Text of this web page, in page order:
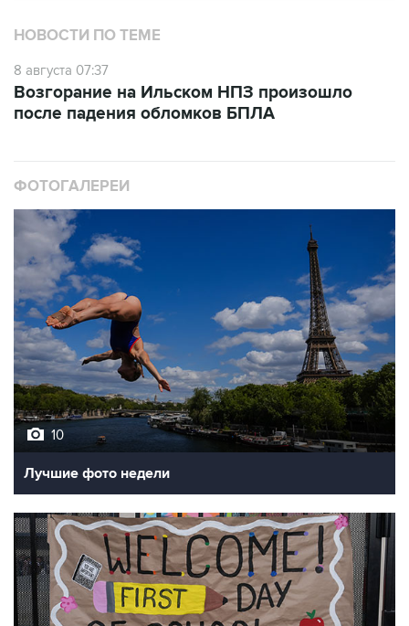
НОВОСТИ ПО ТЕМЕ
8 августа 07:37
Возгорание на Ильском НПЗ произошло
после падения обломков БПЛА
ФОТОГАЛЕРЕИ
10
Лучшие фото недели